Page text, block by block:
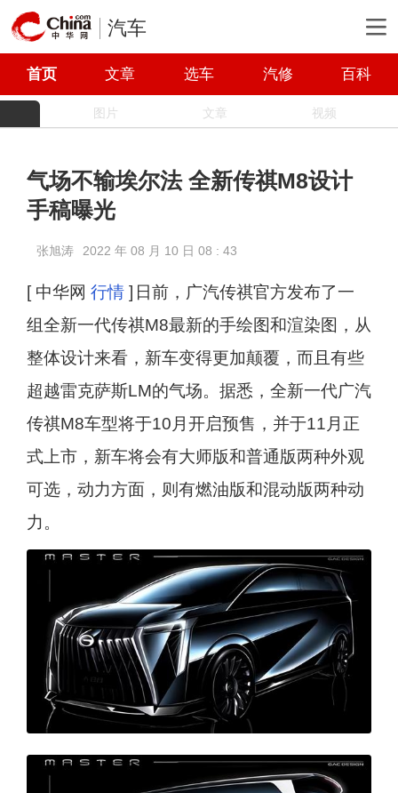
汽车
首页 文章 选车 汽修 百科
图片 文章 视频
气场不输埃尔法 全新传祺M8设计
手稿曝光
张旭涛 2022 年 08 月 10 日 08 : 43
[ 中华网 行情] 日前，广汽传祺官方发布了一
组全新一代传祺M8最新的手绘图和渲染图，从
整体设计来看，新车变得更加颠覆，而且有些
超越雷克萨斯LM的气场。据悉，全新一代广汽
传祺M8车型将于10月开启预售，并于11月正
式上市，新车将会有大师版和普通版两种外观
可选，动力方面，则有燃油版和混动版两种动
力。